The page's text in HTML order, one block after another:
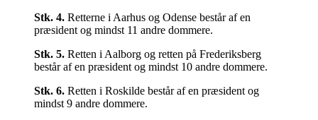
Stk. 4. Retterne i Aarhus og Odense består af en
præsident og mindst 11 andre dommere.
Stk. 5. Retten i Aalborg og retten på Frederiksberg
består af en præsident og mindst 10 andre dommere.
Stk. 6. Retten i Roskilde består af en præsident og
mindst 9 andre dommere.